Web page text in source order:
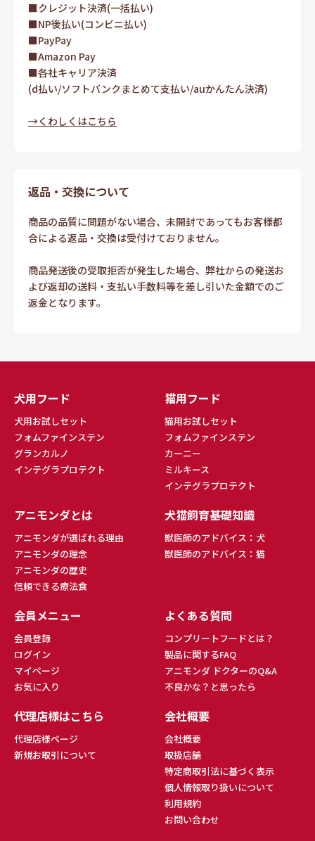
■クレジット決済(一括払い)
■NP後払い(コンビニ払い)
■PayPay
■Amazon Pay
■各社キャリア決済
(d払い/ソフトバンクまとめて支払い/auかんたん決済)
→くわしくはこちら
返品・交換について
商品の品質に問題がない場合、未開封であってもお客様都
合による返品・交換は受付けておりません。
商品発送後の受取拒否が発生した場合、弊社からの発送お
よび返却の送料・支払い手数料等を差し引いた金額でのご
返金となります。
犬用フード
犬用お試しセット
フォムファインステン
グランカルノ
インテグラプロテクト
猫用フード
猫用お試しセット
フォムファインステン
カーニー
ミルキース
インテグラプロテクト
アニモンダとは
アニモンダが選ばれる理由
アニモンダの理念
アニモンダの歴史
信頼できる療法食
犬猫飼育基礎知識
獣医師のアドバイス：犬
獣医師のアドバイス：猫
会員メニュー
会員登録
ログイン
マイページ
お気に入り
よくある質問
コンプリートフードとは？
製品に関するFAQ
アニモンダ ドクターのQ&A
不良かな？と思ったら
代理店様はこちら
代理店様ページ
新規お取引について
会社概要
会社概要
取扱店舗
特定商取引法に基づく表示
個人情報取り扱いについて
利用規約
お問い合わせ